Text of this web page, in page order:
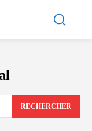
RECHERCHER